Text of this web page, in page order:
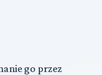
go przez